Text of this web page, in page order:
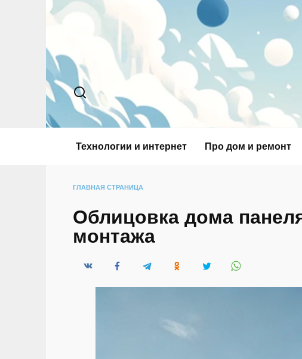
Технологии и интернет Про дом и ремонт
ГЛАВНАЯ СТРАНИЦА
Облицовка дома
монтажа